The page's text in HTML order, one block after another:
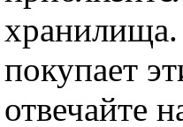
покупает
отвечайте